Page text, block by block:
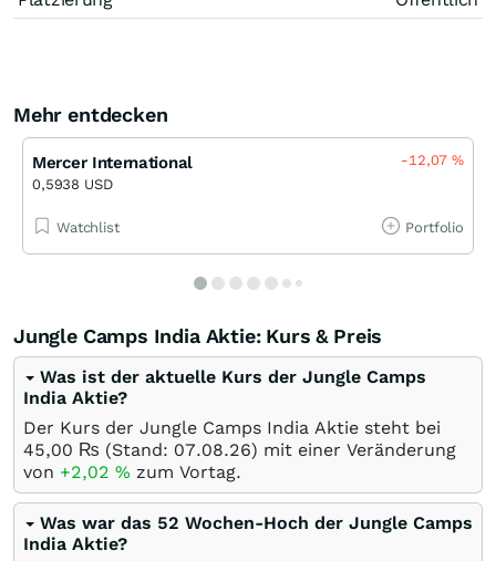
Mehr entdecken
Mercer International
0,5938 USD
-12,07%
Watchlist Portfolio
Jungle Camps India Aktie: Kurs & Preis
Was ist der aktuelle Kurs der Jungle Camps
India Aktie?
Der Kurs der Jungle Camps India Aktie steht bei
45,00 ₨ (Stand: 07.08.26) mit einer Veränderung
von +2,02 % zum Vortag.
Was war das 52 Wochen-Hoch der Jungle Camps
India Aktie?